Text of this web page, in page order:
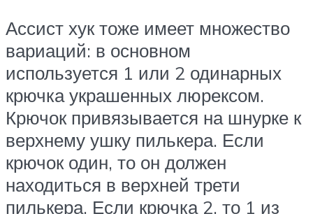
Ассист хук тоже имеет множество
вариаций: в основном
используется 1 или 2 одинарных
крючка украшенных люрексом.
Крючок привязывается на шнурке к
верхнему ушку пилькера. Если
крючок один, то он должен
находиться в верхней трети
пилькера. Если крючка 2, то 1 из